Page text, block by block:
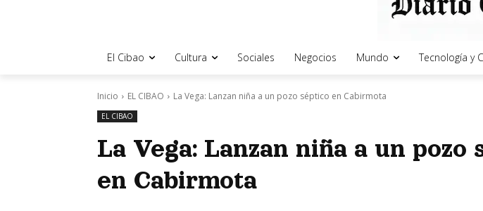
El Cibao Cultura Sociales Negocios Mundo Tecnología y
Inicio EL CIBAO La Vega: Lanzan niña a un pozo séptico en Cabirmota
EL CIBAO
La Vega: Lanzan niña a un pozo
en Cabirmota